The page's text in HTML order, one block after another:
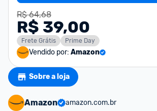
R$ 64,68
R$ 39,00
Frete Grátis Prime Day
Vendido por: Amazon
Sobre a loja
Amazon
amazon.com.br